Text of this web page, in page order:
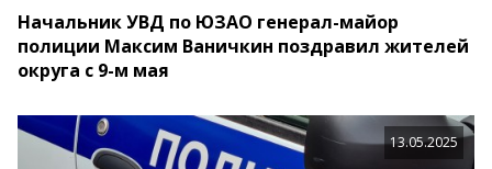
Начальник УВД по ЮЗАО генерал-майор
полиции Максим Ваничкин поздравил жителей
округа с 9-м мая
13.05.2025